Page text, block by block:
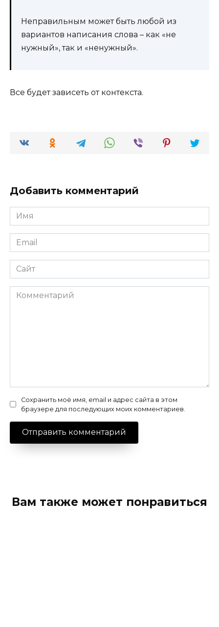
Неправильным может быть любой из
вариантов написания слова – как «не
нужный», так и «ненужный».
Все будет зависеть от контекста.
Добавить комментарий
Имя
*
Email
*
Сайт
Комментарий
Сохранить моё имя, email и адрес сайта в этом
браузере для последующих моих комментариев.
Вам также может понравиться